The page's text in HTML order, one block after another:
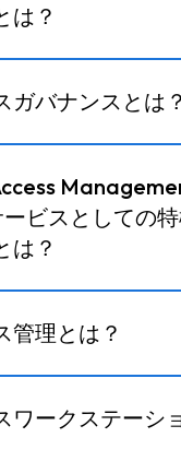
は？
ガバナンスとは？
ビスとしての
は？
管理とは？
ワークステーシ